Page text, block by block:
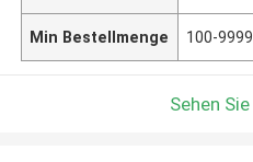
Min Bestellmenge 100-
Sehen